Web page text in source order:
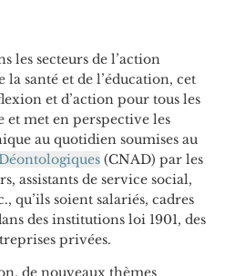
les secteurs de l’action
la santé et de l’éducation, cet
et d’action pour tous les
et met en perspective les
au quotidien soumises au
(CNAD) par les
assistants de service social,
qu’ils soient salariés, cadres
des institutions loi 1901, des
privées.
de nouveaux thèmes